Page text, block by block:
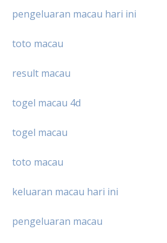
pengeluaran macau hari ini
toto macau
result macau
togel macau 4d
togel macau
toto macau
keluaran macau hari ini
pengeluaran macau